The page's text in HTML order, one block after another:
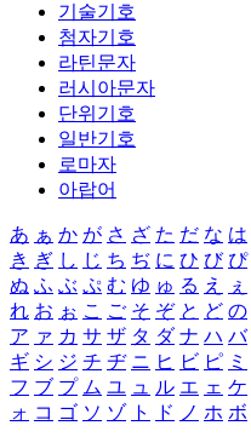
기술기호
첨자기호
라틴문자
러시아문자
단위기호
일반기호
로마자
아랍어
あ ぁ か が さ ざ た だ な は
き ぎ し じ ち ぢ に ひ び ぴ
ぬ ふ ぶ ぷ む ゆ ゅ る え ぇ
れ お ぉ こ ご そ ぞ と ど の
ア ァ カ サ ザ タ ダ ナ ハ バ
ギ シ ジ チ ヂ ニ ヒ ビ ピ ミ
フ ブ プ ム ユ ュ ル エ ェ ケ
ォ コ ゴ ソ ゾ ト ド ノ ホ ボ